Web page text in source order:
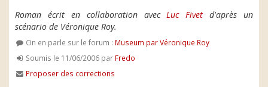
Roman écrit en collaboration avecLuc Fivet d'après un
scénario de Véronique Roy.
On en parle sur le forum : Museum par Véronique Roy
Soumis le 11/06/2006 par Fredo
Proposer des corrections